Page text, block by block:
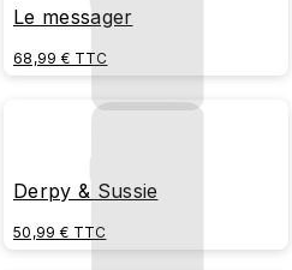
Le messager
68,99 € TTC
Derpy & Sussie
50,99 € TTC